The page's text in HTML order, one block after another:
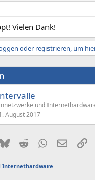
Vielen Dank!
oder registrieren, um
und
August 2017
BlueskyRedditWhatsApp
E-Mail
Internethardware